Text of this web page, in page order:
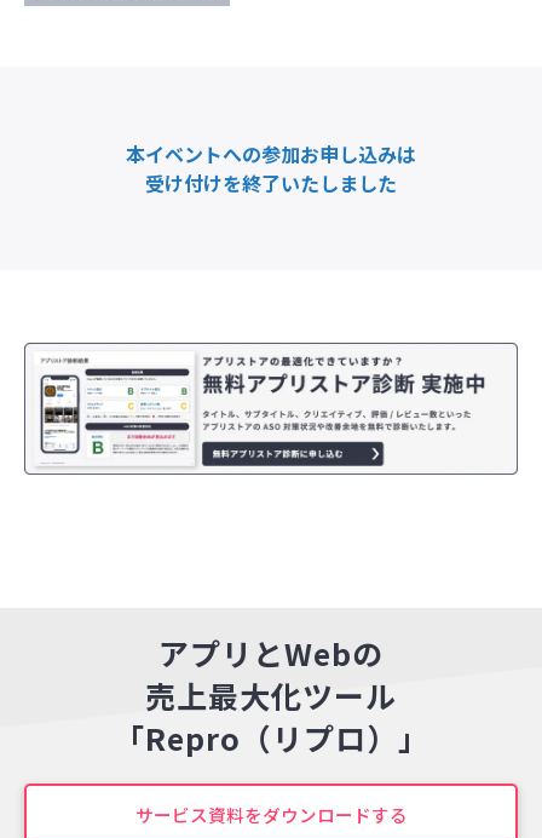
本イベントへの参加お申し込みは
受け付けを終了いたしました
アプリとWebの
売上最大化ツール
「Repro（リプロ）」
サービス資料をダウンロードする